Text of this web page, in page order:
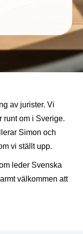
av jurister. Vi
runt om i Sverige.
Simon och
vi ställt upp.
leder Svenska
välkommen att